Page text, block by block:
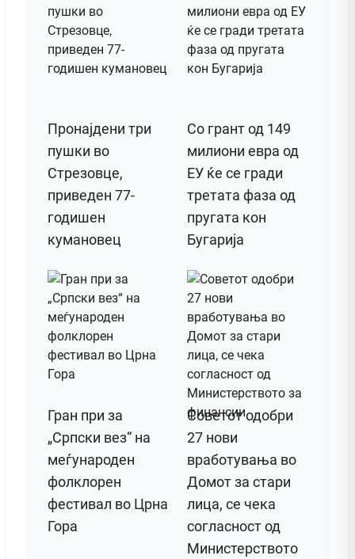
Пронајдени три
пушки во
Стрезовце,
приведен 77-
годишен
кумановец
Со грант од 149
милиони евра од
ЕУ ќе се гради
третата фаза од
пругата кон
Бугарија
Гран при за
„Српски вез“ на
меѓународен
фолклорен
фестивал во Црна
Гора
Советот одобри
27 нови
вработувања во
Домот за стари
лица, се чека
согласност од
Министерството